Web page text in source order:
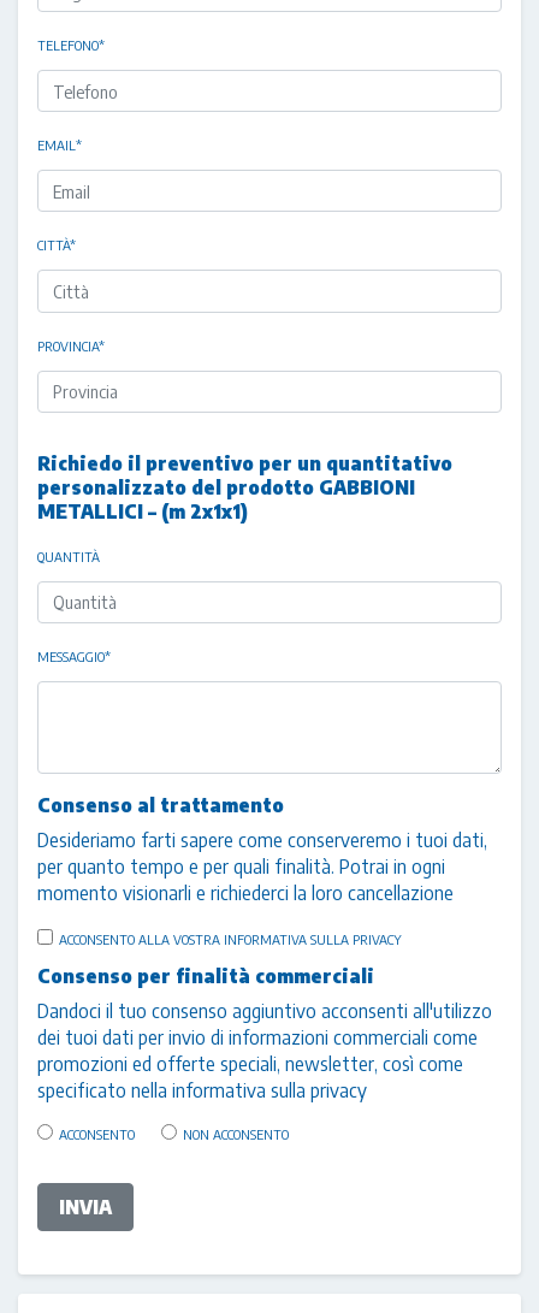
TELEFONO*
EMAIL *
CITTÀ*
PROVINCIA*
Richiedo il preventivo per un quantitativo
personalizzato del prodotto GABBIONI
METALLICI – (m 2x1x1)
QUANTITÀ
MESSAGGIO*
Consenso al trattamento
Desideriamo farti sapere come conserveremo i tuoi dati,
per quanto tempo e per quali finalità. Potrai in ogni
momento visionarli e richiederci la loro cancellazione
ACCONSENTO ALLA VOSTRA INFORMATIVA SULLA PRIVACY
Consenso per finalità commerciali
Dandoci il tuo consenso aggiuntivo acconsenti all'utilizzo
dei tuoi dati per invio di informazioni commerciali come
promozioni ed offerte speciali, newsletter, così come
specificato nella informativa sulla privacy
ACCONSENTO NON ACCONSENTO
INVIA